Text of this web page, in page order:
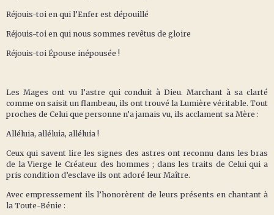
Réjouis-toi en qui l’Enfer est dépouillé
Réjouis-toi en qui nous sommes revêtus de gloire
Réjouis-toi Épouse inépousée !
Les Mages ont vu l’astre qui conduit à Dieu. Marchant à sa clarté
comme on saisit un flambeau, ils ont trouvé la Lumière véritable. Tout
proches de Celui que personne n’a jamais vu, ils acclament sa Mère :
Alléluia, alléluia, alléluia !
Ceux qui savent lire les signes des astres ont reconnu dans les bras
de la Vierge le Créateur des hommes ; dans les traits de Celui qui a
pris condition d’esclave ils ont adoré leur Maître.
Avec empressement ils l’honorèrent de leurs présents en chantant à
la Toute-Bénie :